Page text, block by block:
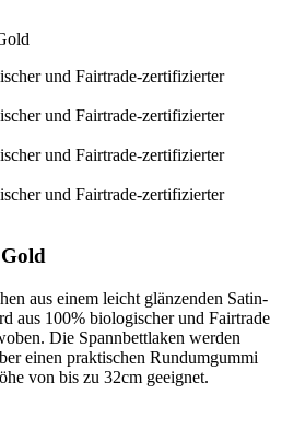
aus einem leicht glänzenden Satin-
aus 100% biologischer und Fairtrade
Die Spannbettlaken werden
einen praktischen Rundumgummi
von bis zu 32cm geeignet.